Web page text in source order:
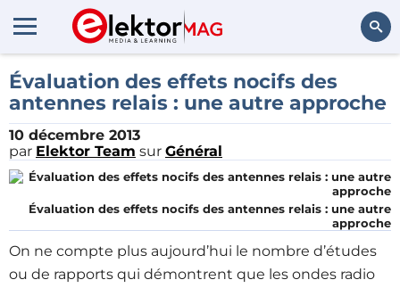
Rechercher
Évaluation des effets nocifs des
antennes relais : une autre approche
10 décembre 2013
par Elektor Team sur Général
Évaluation des effets nocifs des antennes relais : une autre
approche
On ne compte plus aujourd’hui le nombre d’études
ou de rapports qui démontrent que les ondes radio